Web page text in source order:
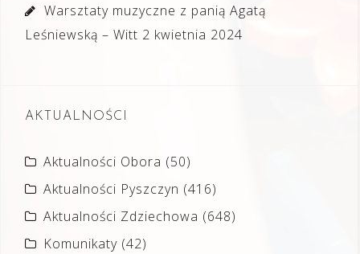
Warsztaty muzyczne z panią Agatą
Leśniewską – Witt 2 kwietnia 2024
AKTUALNOŚCI
Aktualności Obora (50)
Aktualności Pyszczyn (416)
Aktualności Zdziechowa (648)
Komunikaty (42)